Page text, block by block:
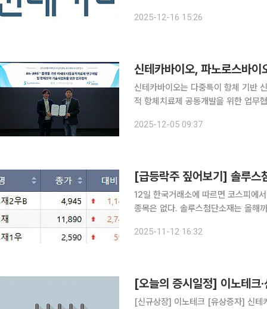
2025-12-16 15:26
신테카바이오는 다중특이 항체 기반
적 항체치료제 공동개발을 위한 업무협약
어할 수 있는 치료 전략이다. 차세대
2025-12-05 09:37
12일 한국거래소에 따르면 코스피에
종목은 없다. 솔루스첨단소재는 올해까지 전지박 고객사를 작년의 두 배인 8곳으로 확대할 예정이
본격적인 매출 확대가 이뤄질 것으로
2025-11-12 16:32
[오늘의 증시일정] 이노테크
[신규상장] 이노테크 [유상증자] 신테